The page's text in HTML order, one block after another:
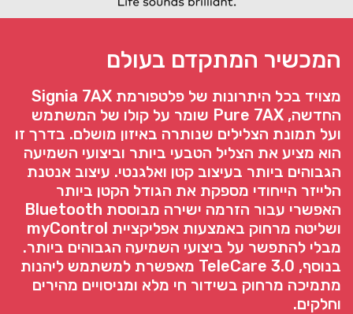
המכשיר המתקדם בעולם
מצויד בכל היתרונות של פלטפורמת Signia 7AX
החדשה, Pure 7AX שומר על קולו של המשתמש
ועל תמונת הצלילים שנותרה באיזון מושלם. בדרך זו
הוא מציע את הצליל הטבעי ביותר וביצועי השמיעה
הגבוהים ביותר בעיצוב קטן ואלגנטי. עיצוב אנטנת
הלייזר הייחודי מספקת את הגודל הקטן ביותר
האפשרי עבור הזרמה ישירה מבוססת Bluetooth
ושליטה מרחוק באמצעות אפליקציית myControl
מבלי להתפשר על ביצועי השמיעה הגבוהים ביותר.
בנוסף, TeleCare 3.0 מאפשרת למשתמש ליהנות
מתמיכה מרחוק בשידור חי מלא ומניסויים מהירים
וחלקים.